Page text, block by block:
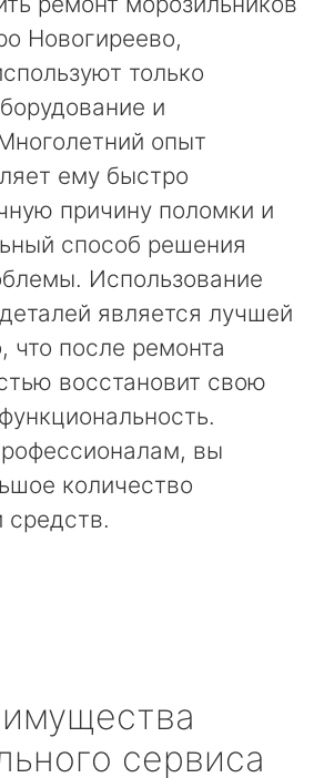
Новогиреево,
только
и
опыт
ему быстро
причину поломки и
способ решения
Использование
является лучшей
что после ремонта
восстановит свою
вы
количество
средств.
сервиса